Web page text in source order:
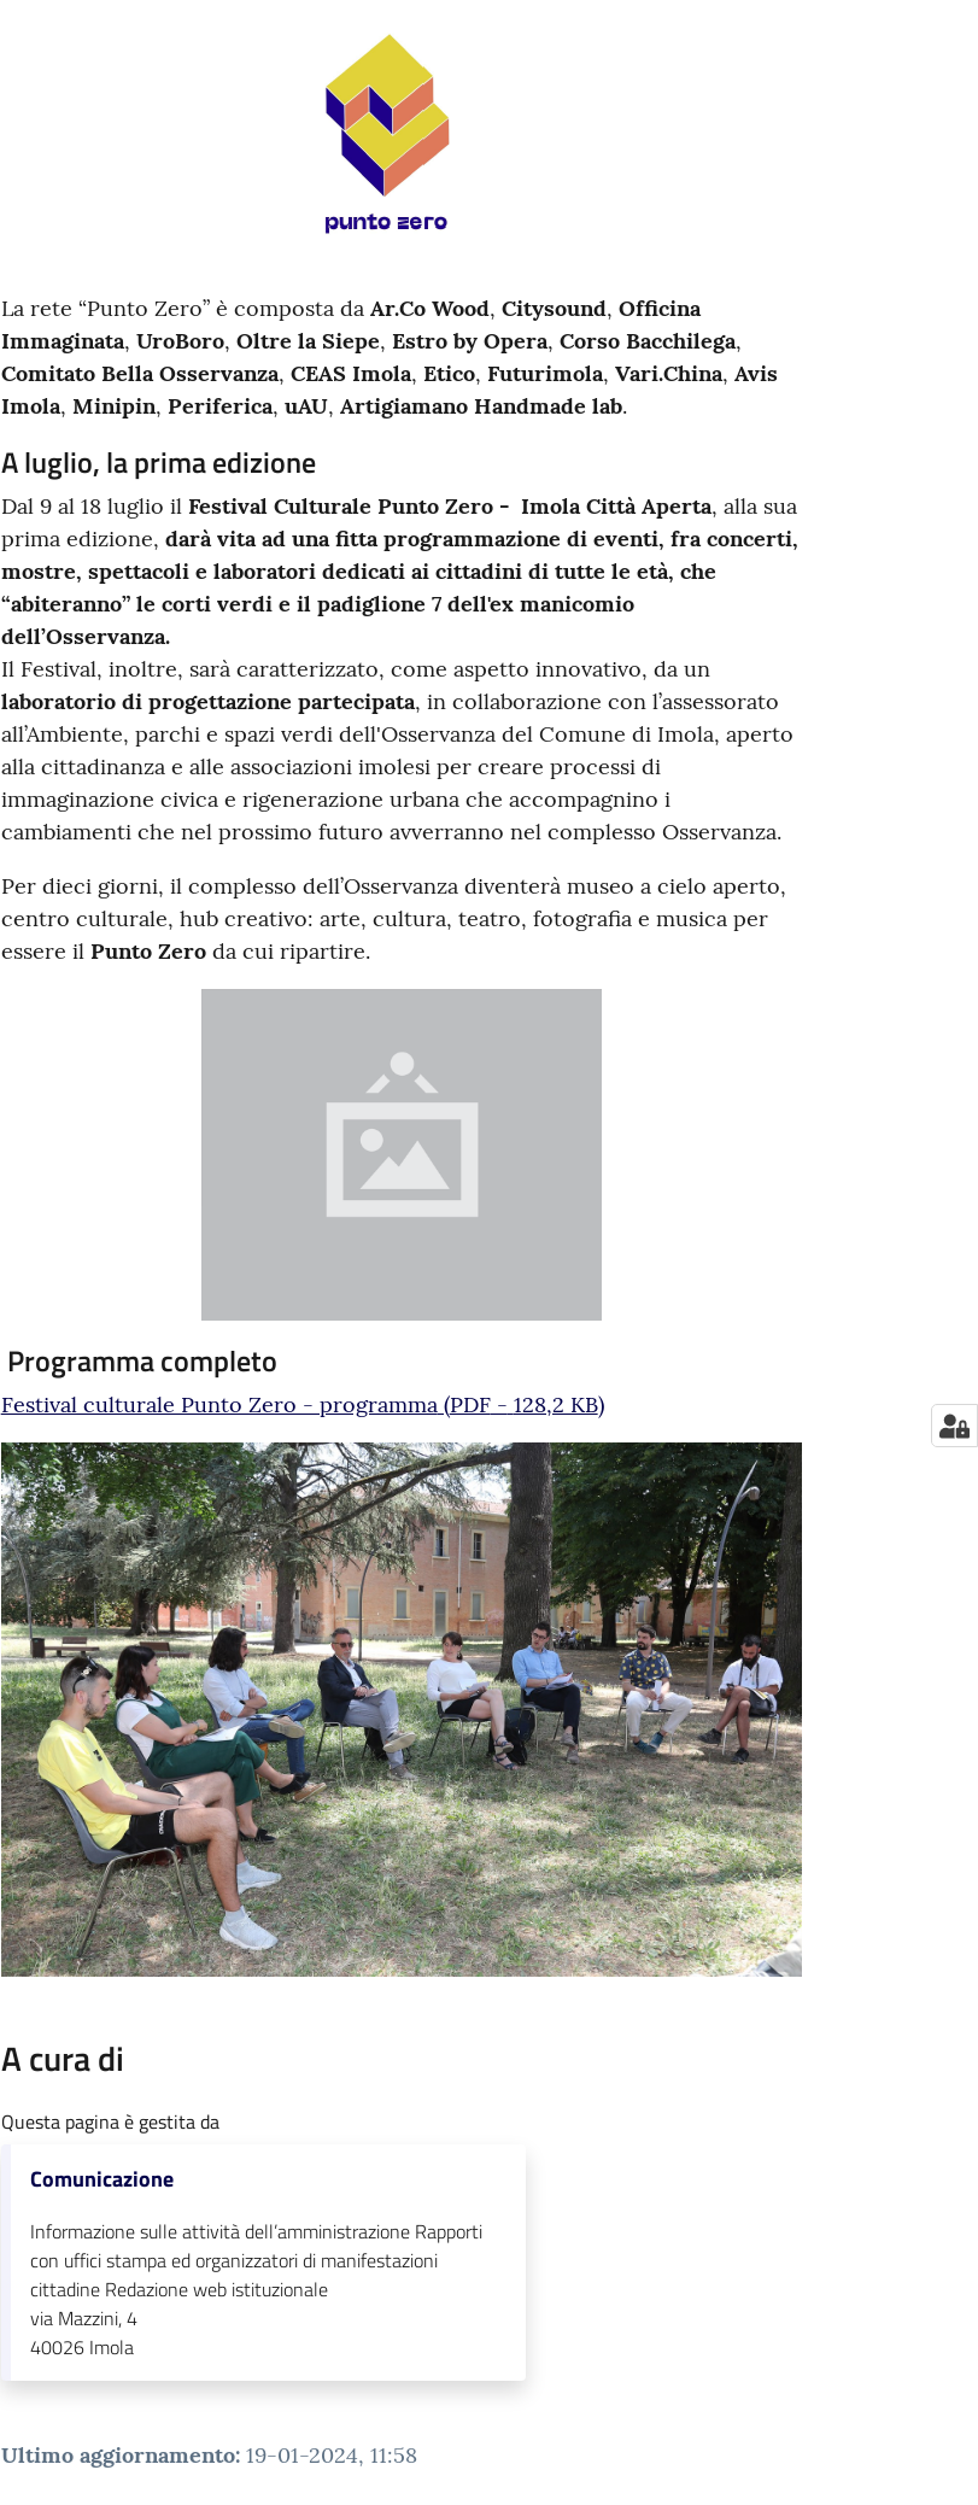
La rete “Punto Zero” è composta da Ar.Co Wood, Citysound, Officina
Immaginata, UroBoro, Oltre la Siepe, Estro by Opera, Corso Bacchilega,
Comitato Bella Osservanza, CEAS Imola, Etico, Futurimola, Vari.China, Avis
Imola, Minipin, Periferica, uAU, Artigiamano Handmade lab.
A luglio, la prima edizione
Dal 9 al 18 luglio il Festival Culturale Punto Zero - Imola Città Aperta, alla sua
prima edizione, darà vita ad una fitta programmazione di eventi, fra concerti,
mostre, spettacoli e laboratori dedicati ai cittadini di tutte le età, che
“abiteranno” le corti verdi e il padiglione 7 dell'ex manicomio
dell’Osservanza.
Il Festival, inoltre, sarà caratterizzato, come aspetto innovativo, da un
laboratorio di progettazione partecipata, in collaborazione con l’assessorato
all’Ambiente, parchi e spazi verdi dell'Osservanza del Comune di Imola, aperto
alla cittadinanza e alle associazioni imolesi per creare processi di
immaginazione civica e rigenerazione urbana che accompagnino i
cambiamenti che nel prossimo futuro avverranno nel complesso Osservanza.
Per dieci giorni, il complesso dell’Osservanza diventerà museo a cielo aperto,
centro culturale, hub creativo: arte, cultura, teatro, fotografia e musica per
essere il Punto Zeroda cui ripartire.
Programma completo
Festival culturale Punto Zero - programma(PDF- 128,2 KB)
A cura di
Questa pagina è gestita da
Comunicazione
Informazione sulle attività dell’amministrazione Rapporti
con uffici stampa ed organizzatori di manifestazioni
cittadine Redazione web istituzionale
via Mazzini, 4
40026 Imola
Ultimo aggiornamento: 19-01-2024, 11:58